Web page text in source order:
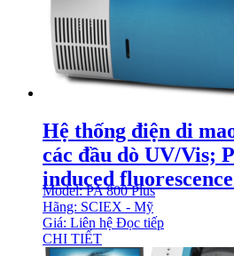
Hệ thống điện di
các đầu dò UV/Vis;
induced
Model: PA 800 Plus
Hãng: SCIEX - Mỹ
Giá: Liên hệ Đọc tiếp
CHI TIẾT